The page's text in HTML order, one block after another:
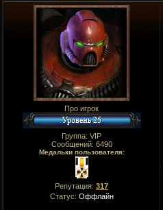
Про игрок
Группа: VIP
Сообщений: 6490
Медальки пользователя:
Репутация: 317
Статус: Оффлайн